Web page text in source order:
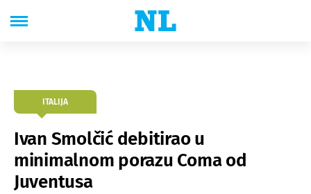
ITALIJA
Ivan Smolčić debitirao u
minimalnom porazu Coma od
Juventusa